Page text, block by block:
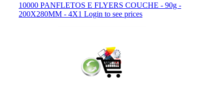
10000 PANFLETOS E FLYERS COUCHE - 90g -
200X280MM - 4X1 Login to see prices